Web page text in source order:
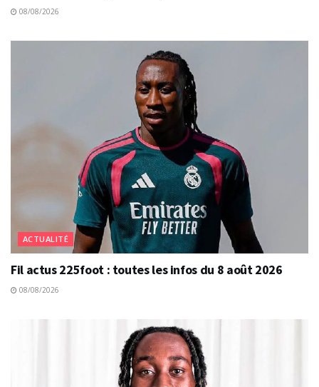
08/08/2026
ACTUALITÉ
Fil actus 225foot : toutes les infos du 8 août 2026
08/08/2026